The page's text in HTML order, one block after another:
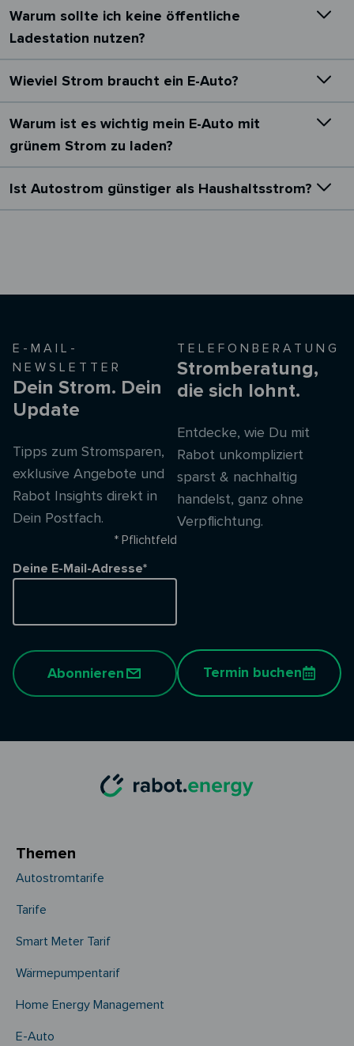
Warum sollte ich keine öffentliche
Ladestation nutzen?
Wieviel Strom braucht ein E-Auto?
Warum ist es wichtig mein E-Auto mit
grünem Strom zu laden?
Ist Autostrom günstiger als Haushaltsstrom?
E-MAIL-
NEWSLETTER
Dein Strom. Dein
Update
Tipps zum Stromsparen,
exklusive Angebote und
Rabot Insights direkt in
Dein Postfach.
* Pflichtfeld
Deine E-Mail-Adresse*
Abonnieren
TELEFONBERATUNG
Stromberatung,
die sich lohnt.
Entdecke, wie Du mit
Rabot unkompliziert
sparst & nachhaltig
handelst, ganz ohne
Verpflichtung.
Termin buchen
Themen
Autostromtarife
Tarife
Smart Meter Tarif
Wärmepumpentarif
Home Energy Management
E-Auto